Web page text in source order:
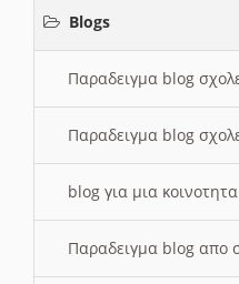
Blogs
Παραδειγμα blog
Παραδειγμα blog
blog για μια
Παραδειγμα blog απο